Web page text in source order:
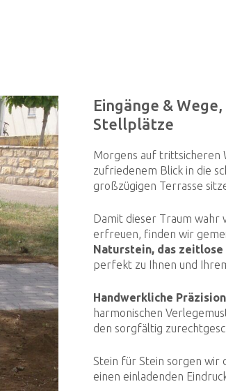
Eingänge &
Stellplätze
Morgens auf trittsicheren
zufriedenem Blick in die
großzügigen Terrasse
Damit dieser Traum wahr
erfreuen, finden wir
Naturstein, das
perfekt zu Ihnen und
Handwerkliche Präzision
harmonischen
den sorgfältig
Stein für Stein sorgen wir
einen einladenden